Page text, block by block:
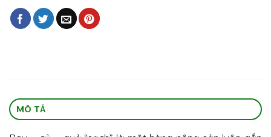
MÔ TẢ